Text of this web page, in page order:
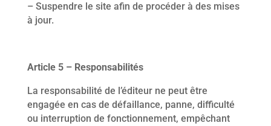
– Suspendre le site afin de procéder à des mises
à jour.
Article 5 – Responsabilités
La responsabilité de l’éditeur ne peut être
engagée en cas de défaillance, panne, difficulté
ou interruption de fonctionnement, empêchant